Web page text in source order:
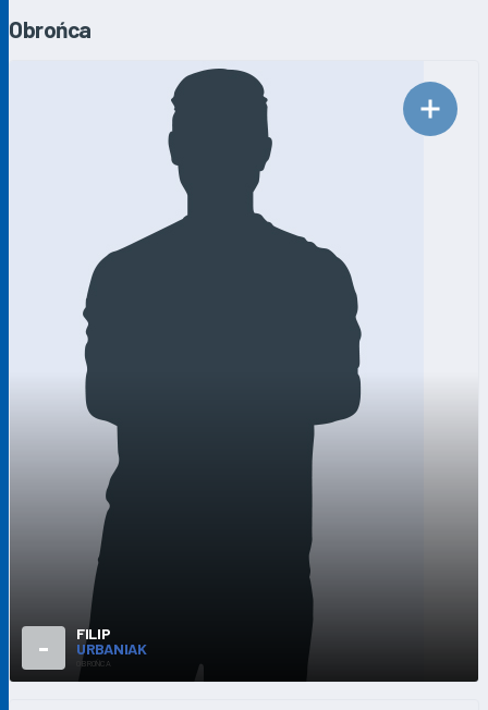
Obrońca
-
FILIP
URBANIAK
OBROŃCA